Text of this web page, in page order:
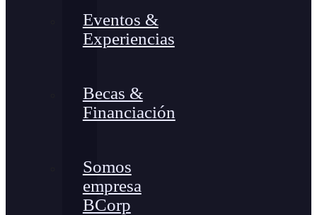
Eventos &
Experiencias
Becas &
Financiación
Somos
empresa
BCorp